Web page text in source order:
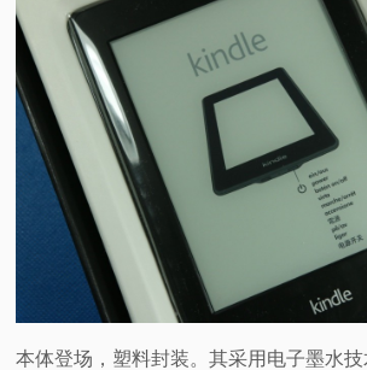
本体登场，塑料封装。其采用电子墨水